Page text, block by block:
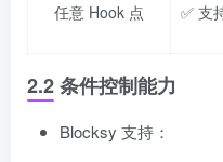
任意 Hook 点
✅ 支
2.2 条件控制能力
Blocksy 支持：